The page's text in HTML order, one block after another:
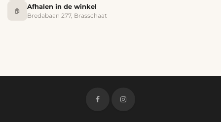
🏠
Afhalen in de winkel
Bredabaan 277, Brasschaat